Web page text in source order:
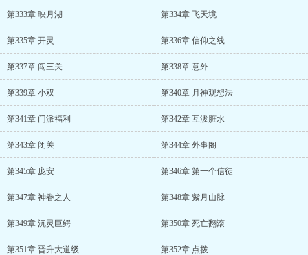
第333章 映月湖 第334章 飞天境
第335章 开灵 第336章 信仰之线
第337章 闯三关 第338章 意外
第339章 小双 第340章 月神观想法
第341章 门派福利 第342章 互泼脏水
第343章 闭关 第344章 外事阁
第345章 庞安 第346章 第一个信徒
第347章 神眷之人 第348章 紫月山脉
第349章 沉灵巨鳄 第350章 死亡翻滚
第351章 晋升大道级 第352章 点拨